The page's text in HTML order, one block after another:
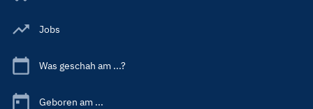
Jobs
Was geschah am ...?
Geboren am ...